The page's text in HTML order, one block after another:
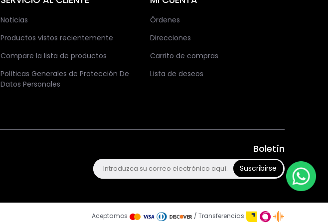
Noticias
Productos vistos recientemente
Compare la lista de productos
Políticas Generales de Protección De
Datos Personales
Órdenes
Direcciones
Carrito de compras
Lista de deseos
Boletín
Suscribirse
Aceptamos / Transferencias